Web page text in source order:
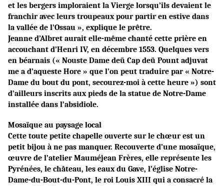
et les bergers imploraient la Vierge lorsqu’ils devaient le
franchir avec leurs troupeaux pour partir en estive dans
la vallée de l’Ossau », explique le prêtre.
Jeanne d’Albret aurait elle-même chanté cette prière en
accouchant d’Henri IV, en décembre 1553. Quelques vers
en béarnais (« Nouste Dame deü Cap deü Pount adjuvat
me a d’aqueste Hore » que l’on peut traduire par « Notre-
Dame du bout du pont, secourez-moi à cette heure ») sont
d’ailleurs inscrits aux pieds de la statue de Notre-Dame
installée dans l’absidiole.
Mosaïque au paysage local
Cette toute petite chapelle ouverte sur le chœur est un
petit bijou à ne pas manquer. Recouverte d’une mosaïque,
œuvre de l’atelier Mauméjean Frères, elle représente les
Pyrénées, le château, les eaux du Gave, l’église Notre-
Dame-du-Bout-du-Pont, le roi Louis XIII qui a consacré la